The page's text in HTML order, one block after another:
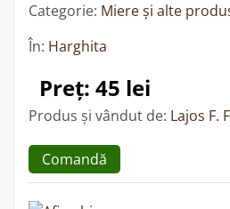
Categorie: Miere și alte
În: Harghita
Preț: 45 lei
Produs și vândut de: Lajos F.
Comandă